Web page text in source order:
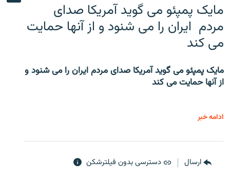
مایک پمپئو می گوید آمریکا صدای
مردم ایران را می شنود و از آنها حمایت
می کند
مایک پمپئو می گوید آمریکا صدای مردم ایران را می شنود و
از آنها حمایت می کند
ادامه خبر
ارسال دسترسی بدون فیلترشکن